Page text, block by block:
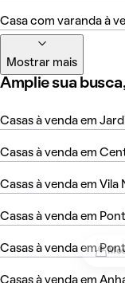
Casa com varanda à
Mostrar mais
Amplie sua
Casas à venda em
Casas à venda em
Casas à venda em Vila
Casas à venda em
Casas à venda em
Casas à venda em